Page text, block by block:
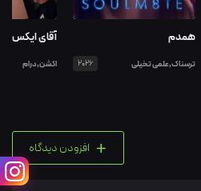
همدم
ترسناک,علمی تخیلی 2026
آقای ایکس
اکشن,درام
+ افزودن دیدگاه